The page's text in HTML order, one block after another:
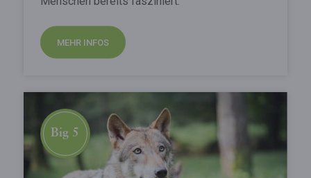
MEHR INFOS
Big 5